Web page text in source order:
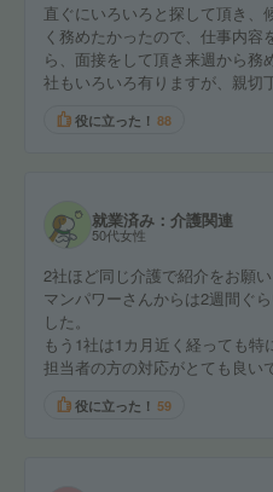
直ぐにいろいろと探して頂き、
く務めたかったので、仕事内容
ら、面接をして頂き来週から務
社もいろいろ有りますが、親切
役に立った！ 88
就業済み：介護関連
50代女性
2社ほど同じ介護で紹介をお願
マンパワーさんからは2週間ぐ
した。
もう1社は1カ月近く経っても特
担当者の方の対応がとても良い
役に立った！ 59